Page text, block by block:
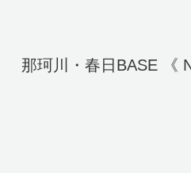
那珂川・春日BASE 《